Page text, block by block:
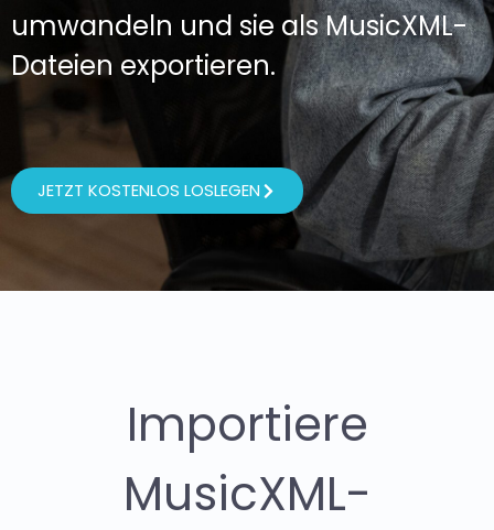
umwandeln und sie als MusicXML-
Dateien exportieren.
JETZT KOSTENLOS LOSLEGEN
Importiere
MusicXML-